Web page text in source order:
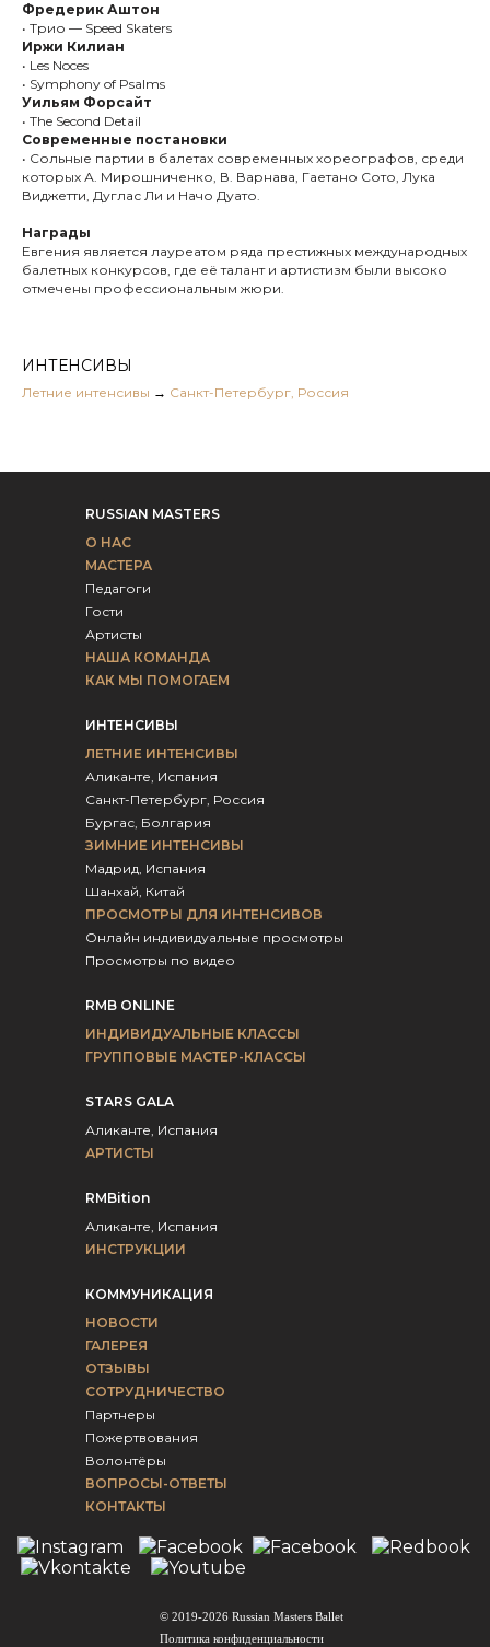
Фредерик Аштон
• Трио — Speed Skaters
Иржи Килиан
• Les Noces
• Symphony of Psalms
Уильям Форсайт
• The Second Detail
Современные постановки
• Сольные партии в балетах современных хореографов, среди
которых А. Мирошниченко, В. Варнава, Гаетано Сото, Лука
Виджетти, Дуглас Ли и Начо Дуато.
Награды
Евгения является лауреатом ряда престижных международных
балетных конкурсов, где её талант и артистизм были высоко
отмечены профессиональным жюри.
ИНТЕНСИВЫ
Летние интенсивы → Санкт-Петербург, Россия
RUSSIAN MASTERS
О НАС
МАСТЕРА
Педагоги
Гости
Артисты
НАША КОМАНДА
КАК МЫ ПОМОГАЕМ
ИНТЕНСИВЫ
ЛЕТНИЕ ИНТЕНСИВЫ
Аликанте, Испания
Санкт-Петербург, Россия
Бургас, Болгария
ЗИМНИЕ ИНТЕНСИВЫ
Мадрид, Испания
Шанхай, Китай
ПРОСМОТРЫ ДЛЯ ИНТЕНСИВОВ
Онлайн индивидуальные просмотры
Просмотры по видео
RMB ONLINE
ИНДИВИДУАЛЬНЫЕ КЛАССЫ
ГРУППОВЫЕ МАСТЕР-КЛАССЫ
STARS GALA
Аликанте, Испания
АРТИСТЫ
RMBition
Аликанте, Испания
ИНСТРУКЦИИ
КОММУНИКАЦИЯ
НОВОСТИ
ГАЛЕРЕЯ
ОТЗЫВЫ
СОТРУДНИЧЕСТВО
Партнеры
Пожертвования
Волонтёры
ВОПРОСЫ-ОТВЕТЫ
КОНТАКТЫ
© 2019-2026 Russian Masters Ballet
Политика конфиденциальности